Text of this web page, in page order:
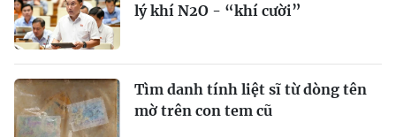
lý khí N2O - “khí cười”
Tìm danh tính liệt sĩ từ dòng tên
mờ trên con tem cũ